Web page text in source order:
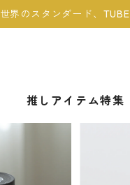
世界のスタンダード、
推しアイテム特集